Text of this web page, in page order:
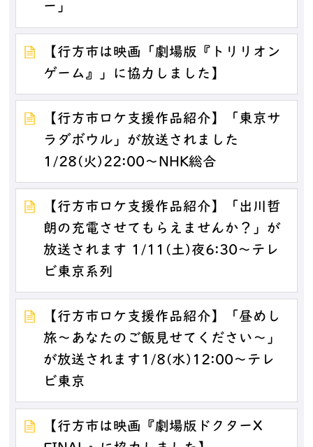
ー」
【行方市は映画「劇場版『トリリオン
ゲーム』」に協力しました】
【行方市ロケ支援作品紹介】「東京サ
ラダボウル」が放送されました
1/28(火)22:00～NHK総合
【行方市ロケ支援作品紹介】「出川哲
朗の充電させてもらえませんか？」が
放送されます 1/11(土)夜6:30～テレ
ビ東京系列
【行方市ロケ支援作品紹介】「昼めし
旅～あなたのご飯見せてください～」
が放送されます1/8(水)12:00～テレ
ビ東京
【行方市は映画『劇場版ドクターX